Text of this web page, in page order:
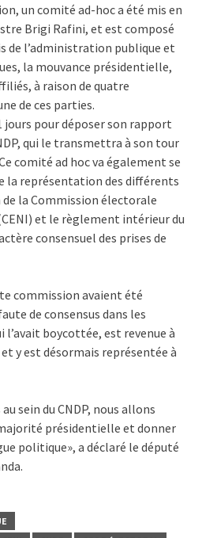
un comité ad-hoc a été mis en
Brigi Rafini, et est composé
de l’administration publique et
la mouvance présidentielle,
à raison de quatre
de ces parties.
jours pour déposer son rapport
qui le transmettra à son tour
comité ad hoc va également se
la représentation des différents
la Commission électorale
et le règlement intérieur du
consensuel des prises de
commission avaient été
de consensus dans les
l’avait boycottée, est revenue à
y est désormais représentée à
sein du CNDP, nous allons
présidentielle et donner
politique», a déclaré le député